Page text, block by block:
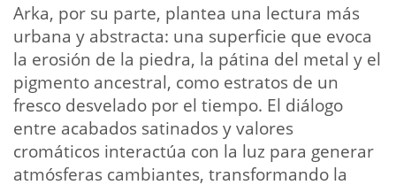
Arka, por su parte, plantea una lectura más
urbana y abstracta: una superficie que evoca
la erosión de la piedra, la pátina del metal y el
pigmento ancestral, como estratos de un
fresco desvelado por el tiempo. El diálogo
entre acabados satinados y valores
cromáticos interactúa con la luz para generar
atmósferas cambiantes, transformando la